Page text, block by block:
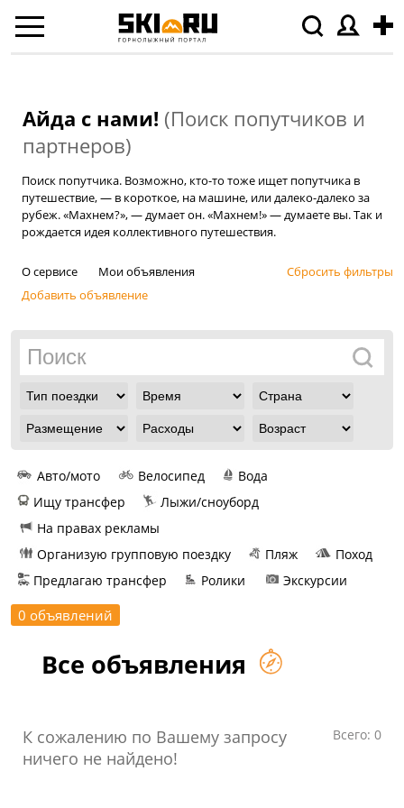
Айда с нами! (Поиск попутчиков и
партнеров)
Поиск попутчика. Возможно, кто-то тоже ищет попутчика в
путешествие, — в короткое, на машине, или далеко-далеко за
рубеж. «Махнем?», — думает он. «Махнем!» — думаете вы. Так и
рождается идея коллективного путешествия.
Сбросить фильтры
О сервисе
Мои объявления
Добавить объявление
Авто/мото Велосипед
Вода
Ищу трансфер
Лыжи/сноуборд
На правах рекламы
Организую групповую поездку
Пляж
Поход
Предлагаю трансфер
Ролики Экскурсии
Все объявления
Всего: 0
0 объявлений
К сожалению по Вашему запросу
ничего не найдено!